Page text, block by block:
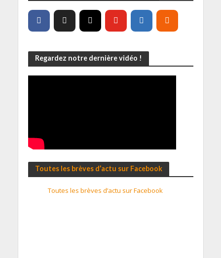
Regardez notre dernière vidéo !
Toutes les brèves d’actu sur Facebook
Toutes les brèves d’actu sur Facebook